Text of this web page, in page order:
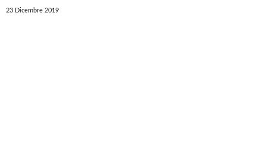
23 Dicembre 2019